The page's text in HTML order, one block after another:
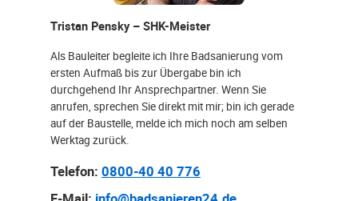
Tristan Pensky – SHK-Meister
Als Bauleiter begleite ich Ihre Badsanierung vom
ersten Aufmaß bis zur Übergabe bin ich
durchgehend Ihr Ansprechpartner. Wenn Sie
anrufen, sprechen Sie direkt mit mir; bin ich gerade
auf der Baustelle, melde ich mich noch am selben
Werktag zurück.
Telefon: 0800-40 40 776